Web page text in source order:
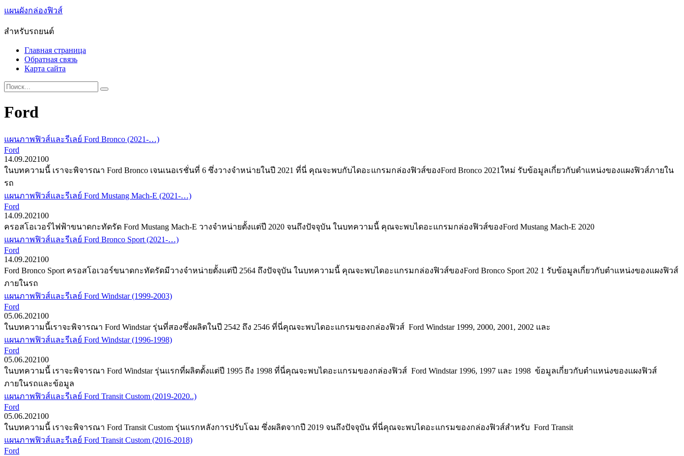
Skip
to
content
แผนผังกล่องฟิวส์
สำหรับรถยนต์
Главная страница
Обратная связь
Карта сайта
Search
for:
Ford
แผนภาพฟิวส์และรีเลย์ Ford Bronco (2021-…)
Ford
14.09.202100
ในบทความนี้ เราจะพิจารณา Ford Bronco เจนเนอเรชั่นที่ 6 ซึ่งวางจำหน่ายในปี 2021 ที่นี่ คุณจะพบกับไดอะแกรมกล่องฟิวส์ของFord Bronco 2021ใหม่ รับข้อมูลเกี่ยวกับตำแหน่งของแผงฟิวส์ภายใน
รถ
แผนภาพฟิวส์และรีเลย์ Ford Mustang Mach-E (2021-…)
Ford
14.09.202100
ครอสโอเวอร์ไฟฟ้าขนาดกะทัดรัด Ford Mustang Mach-E วางจำหน่ายตั้งแต่ปี 2020 จนถึงปัจจุบัน ในบทความนี้ คุณจะพบไดอะแกรมกล่องฟิวส์ของFord Mustang Mach-E 2020
แผนภาพฟิวส์และรีเลย์ Ford Bronco Sport (2021-…)
Ford
14.09.202100
Ford Bronco Sport ครอสโอเวอร์ขนาดกะทัดรัดมีวางจำหน่ายตั้งแต่ปี 2564 ถึงปัจจุบัน ในบทความนี้ คุณจะพบไดอะแกรมกล่องฟิวส์ของFord Bronco Sport 202 1 รับข้อมูลเกี่ยวกับตำแหน่งของแผงฟิวส์
ภายในรถ
แผนภาพฟิวส์และรีเลย์ Ford Windstar (1999-2003)
Ford
05.06.202100
ในบทความนี้เราจะพิจารณา Ford Windstar รุ่นที่สองซึ่งผลิตในปี 2542 ถึง 2546 ที่นี่คุณจะพบไดอะแกรมของกล่องฟิวส์ Ford Windstar 1999, 2000, 2001, 2002 และ
แผนภาพฟิวส์และรีเลย์ Ford Windstar (1996-1998)
Ford
05.06.202100
ในบทความนี้ เราจะพิจารณา Ford Windstar รุ่นแรกที่ผลิตตั้งแต่ปี 1995 ถึง 1998 ที่นี่คุณจะพบไดอะแกรมของกล่องฟิวส์ Ford Windstar 1996, 1997 และ 1998 ข้อมูลเกี่ยวกับตำแหน่งของแผงฟิวส์
ภายในรถและข้อมูล
แผนภาพฟิวส์และรีเลย์ Ford Transit Custom (2019-2020..)
Ford
05.06.202100
ในบทความนี้ เราจะพิจารณา Ford Transit Custom รุ่นแรกหลังการปรับโฉม ซึ่งผลิตจากปี 2019 จนถึงปัจจุบัน ที่นี่คุณจะพบไดอะแกรมของกล่องฟิวส์สำหรับ Ford Transit
แผนภาพฟิวส์และรีเลย์ Ford Transit Custom (2016-2018)
Ford